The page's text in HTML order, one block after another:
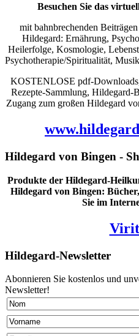
Besuchen Sie das
mit bahnbrechenden
Hildegard: Ernährung,
Heilerfolge, Kosmologie,
Psychotherapie/Spiritualität,
KOSTENLOSE pdf-
Rezepte-Sammlung, Hildegard-
Zugang zum großen Hildegard
Hildegard von Bingen -
Produkte der Hildegard-
Hildegard von Bingen:
Sie im
Hildegard-Newsletter
Abonnieren Sie kostenlos und
Newsletter!